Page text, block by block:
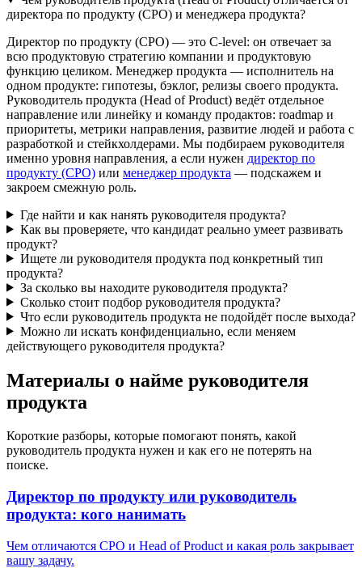
директора по продукту (CPO) и менеджера продукта?
Директор по продукту (CPO) — это C-level: он отвечает за
всю продуктовую стратегию компании и продуктовую
функцию целиком. Менеджер продукта — исполнитель на
одном продукте: гипотезы, бэклог, релизы своего продукта.
Руководитель продукта (Head of Product) ведёт отдельное
направление или линейку и команду продактов: roadmap и
приоритеты, метрики направления, развитие людей и работа с
разработкой и стейкхолдерами. Мы подбираем руководителя
именно уровня направления, а если нужен директор по
продукту (CPO) или менеджер продукта — подскажем и
закроем смежную роль.
Где найти и как нанять руководителя продукта?
Как вы проверяете, что кандидат реально умеет развивать
продукт?
Ищете ли руководителя продукта под конкретный тип
продукта?
За сколько вы находите руководителя продукта?
Сколько стоит подбор руководителя продукта?
Что если руководитель продукта не подойдёт после выхода?
Можно ли искать конфиденциально, если меняем
действующего руководителя продукта?
Материалы о найме руководителя
продукта
Короткие разборы, которые помогают понять, какой
руководитель продукта нужен и как его не потерять на
поиске.
Директор по продукту или руководитель
продукта: кого нанимать
Чем отличаются CPO и Head of Product и какая роль закрывает
вашу задачу.